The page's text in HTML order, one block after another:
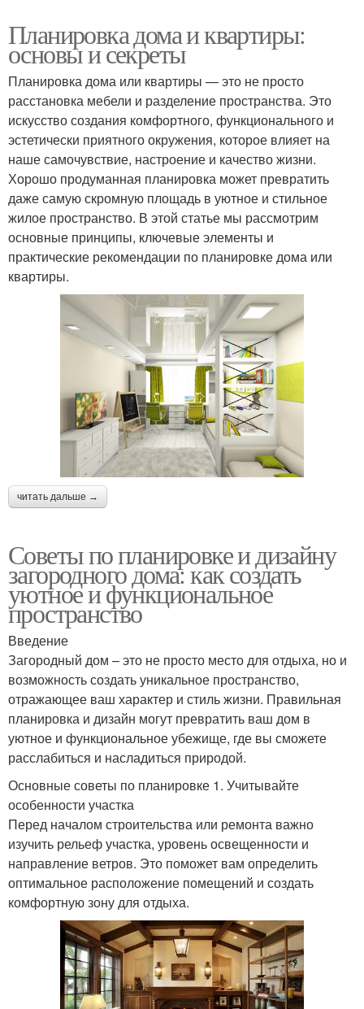
Планировка дома и квартиры:
основы и секреты
Планировка дома или квартиры — это не просто
расстановка мебели и разделение пространства. Это
искусство создания комфортного, функционального и
эстетически приятного окружения, которое влияет на
наше самочувствие, настроение и качество жизни.
Хорошо продуманная планировка может превратить
даже самую скромную площадь в уютное и стильное
жилое пространство. В этой статье мы рассмотрим
основные принципы, ключевые элементы и
практические рекомендации по планировке дома или
квартиры.
читать дальше →
Советы по планировке и дизайну
загородного дома: как создать
уютное и функциональное
пространство
Введение
Загородный дом – это не просто место для отдыха, но и
возможность создать уникальное пространство,
отражающее ваш характер и стиль жизни. Правильная
планировка и дизайн могут превратить ваш дом в
уютное и функциональное убежище, где вы сможете
расслабиться и насладиться природой.
Основные советы по планировке 1. Учитывайте
особенности участка
Перед началом строительства или ремонта важно
изучить рельеф участка, уровень освещенности и
направление ветров. Это поможет вам определить
оптимальное расположение помещений и создать
комфортную зону для отдыха.